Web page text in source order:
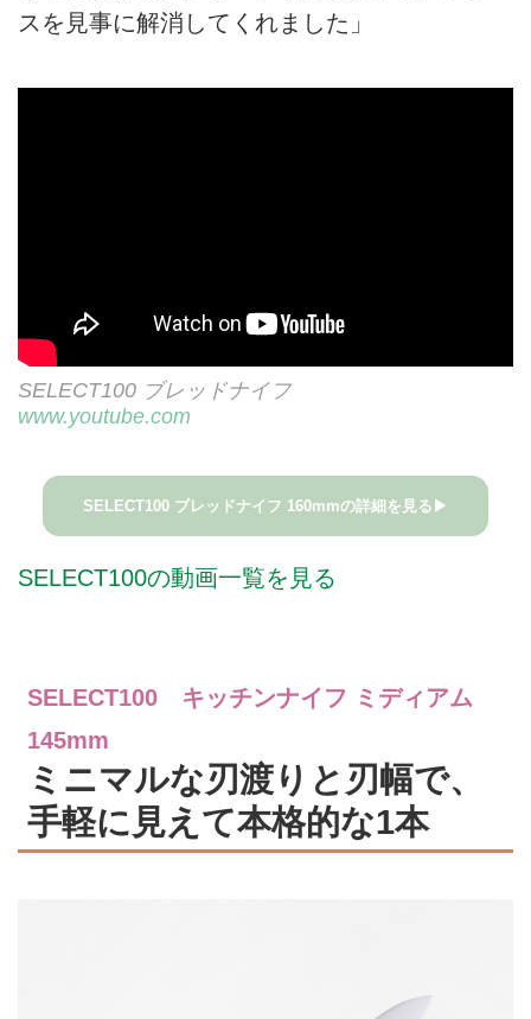
スを見事に解消してくれました」
SELECT100 ブレッドナイフ
www.youtube.com
SELECT100 ブレッドナイフ 160mmの詳細を見る▶
SELECT100の動画一覧を見る
SELECT100 キッチンナイフ ミディアム
145mm
ミニマルな刃渡りと刃幅で、
手軽に見えて本格的な1本